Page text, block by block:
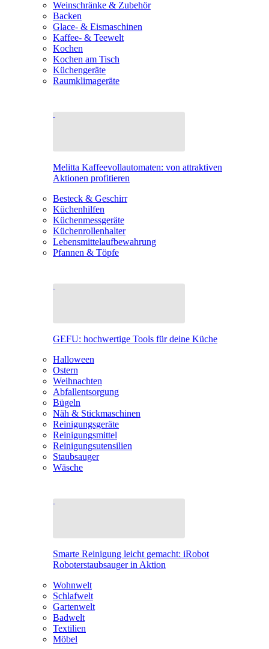
Weinschränke & Zubehör
Backen
Glace- & Eismaschinen
Kaffee- & Teewelt
Kochen
Kochen am Tisch
Küchengeräte
Raumklimageräte
Melitta Kaffeevollautomaten: von attraktiven
Aktionen profitieren
Besteck & Geschirr
Küchenhilfen
Küchenmessgeräte
Küchenrollenhalter
Lebensmittelaufbewahrung
Pfannen & Töpfe
GEFU: hochwertige Tools für deine Küche
Halloween
Ostern
Weihnachten
Abfallentsorgung
Bügeln
Näh & Stickmaschinen
Reinigungsgeräte
Reinigungsmittel
Reinigungsutensilien
Staubsauger
Wäsche
Smarte Reinigung leicht gemacht: iRobot
Roboterstaubsauger in Aktion
Wohnwelt
Schlafwelt
Gartenwelt
Badwelt
Textilien
Möbel